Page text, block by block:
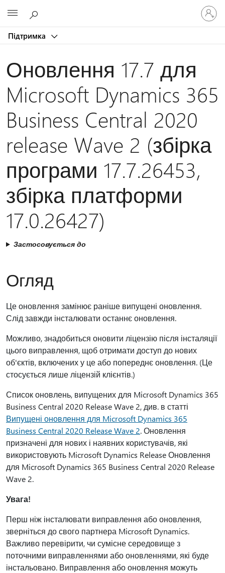
Підтримка
Увійдіть
свій
запис
Оновлення 17.7 для
Microsoft Dynamics 365
Business Central 2020
release Wave 2 (збірка
програми 17.7.26453,
збірка платформи
17.0.26427)
Застосовується до
Огляд
Це оновлення замінює раніше випущені оновлення.
Слід завжди інсталювати останнє оновлення.
Можливо, знадобиться оновити ліцензію після інсталяції
цього виправлення, щоб отримати доступ до нових
об'єктів, включених у це або попереднє оновлення. (Це
стосується лише ліцензій клієнтів.)
Список оновлень, випущених для Microsoft Dynamics 365
Business Central 2020 Release Wave 2, див. в статті
Випущені оновлення для Microsoft Dynamics 365
Business Central 2020 Release Wave 2. Оновлення
призначені для нових і наявних користувачів, які
використовують Microsoft Dynamics Release Оновлення
для Microsoft Dynamics 365 Business Central 2020 Release
Wave 2.
Увага!
Перш ніж інсталювати виправлення або оновлення,
зверніться до свого партнера Microsoft Dynamics.
Важливо перевірити, чи сумісне середовище з
поточними виправленнями або оновленнями, які буде
інстальовано. Виправлення або оновлення можуть